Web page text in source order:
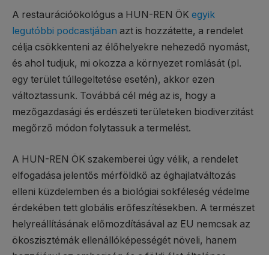
A restaurációökológus a HUN-REN ÖK egyik
legutóbbi podcastjában azt is hozzátette, a rendelet
célja csökkenteni az élőhelyekre nehezedő nyomást,
és ahol tudjuk, mi okozza a környezet romlását (pl.
egy terület túllegeltetése esetén), akkor ezen
változtassunk. Továbbá cél még az is, hogy a
mezőgazdasági és erdészeti területeken biodiverzitást
megőrző módon folytassuk a termelést.
A HUN-REN ÖK szakemberei úgy vélik, a rendelet
elfogadása jelentős mérföldkő az éghajlatváltozás
elleni küzdelemben és a biológiai sokféleség védelme
érdekében tett globális erőfeszítésekben. A természet
helyreállításának előmozdításával az EU nemcsak az
ökoszisztémák ellenállóképességét növeli, hanem